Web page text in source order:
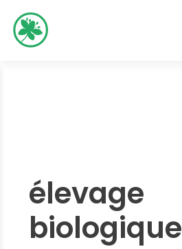
élevage
biologique